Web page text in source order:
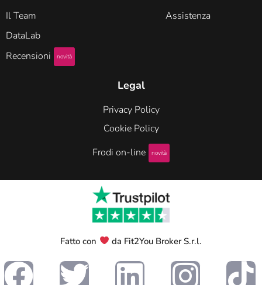
Il Team
DataLab
Recensioni
novità
Assistenza
Legal
Privacy Policy
Cookie Policy
Frodi on-line
novità
Fatto con da Fit2You Broker S.r.l.